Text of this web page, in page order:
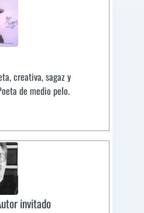
creativa, sagaz y
de medio pelo.
invitado